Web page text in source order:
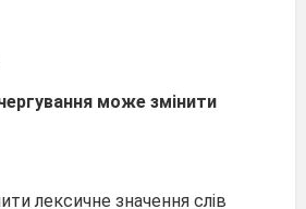
може змінити
лексичне значення слів